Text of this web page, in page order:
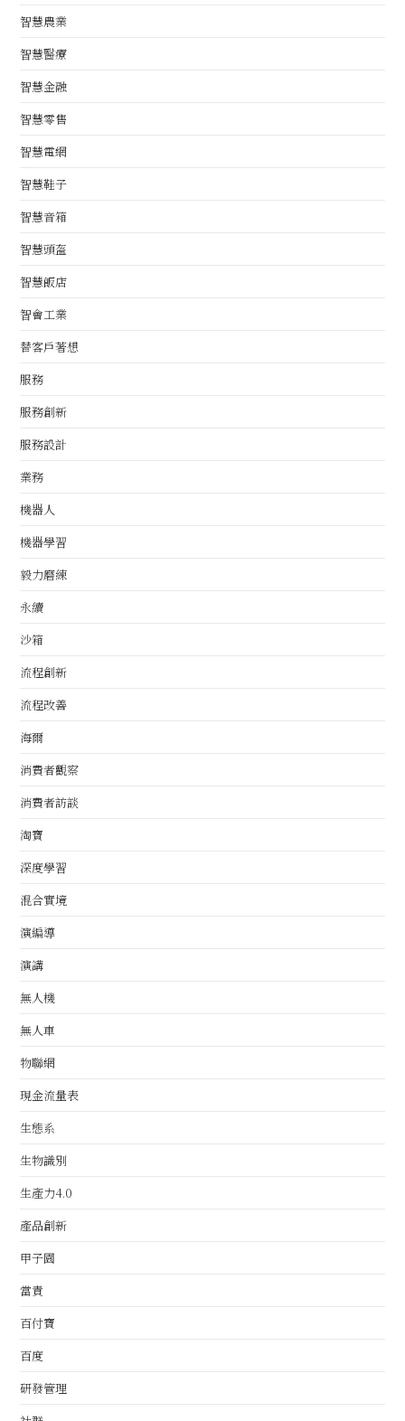
智慧農業
智慧醫療
智慧金融
智慧零售
智慧電網
智慧鞋子
智慧音箱
智慧頭盔
智慧飯店
智會工業
替客戶著想
服務
服務創新
服務設計
業務
機器人
機器學習
毅力磨練
永續
沙箱
流程創新
流程改善
海爾
消費者觀察
消費者訪談
淘寶
深度學習
混合實境
演編導
演講
無人機
無人車
物聯網
現金流量表
生態系
生物識別
生產力4.0
產品創新
甲子園
當責
百付寶
百度
研發管理